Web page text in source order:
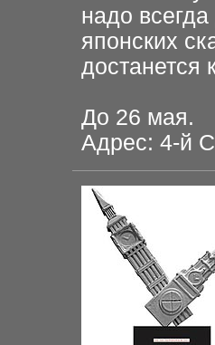
надо
японских
достанется
До 26 мая.
Адрес: 4-й